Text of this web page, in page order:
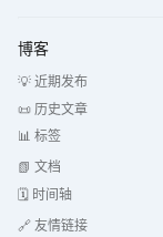
博客
💡 近期发布
📜 历史文章
📊 标签
📗 文档
🗓️ 时间轴
🔗 友情链接